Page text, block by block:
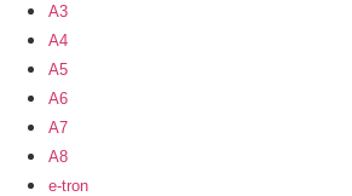
A3
A4
A5
A6
A7
A8
e-tron